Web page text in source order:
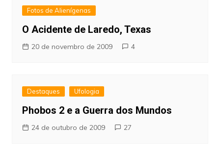
Fotos de Alienígenas
O Acidente de Laredo, Texas
20 de novembro de 2009 4
Destaques Ufologia
Phobos 2 e a Guerra dos Mundos
24 de outubro de 2009 27